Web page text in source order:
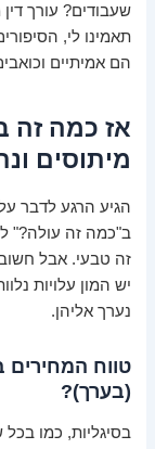
שעבודים? עורך
תאמינו לי,
הם אמיתיים
אז כמה זה
מיתוסים
הגיע הרגע לדבר
ב"כמה זה עולה?"
זה טבעי. אבל
יש המון עלויות
נערך אליהן.
טווח המחירים
(בערך)?
בסיגליות, כמו